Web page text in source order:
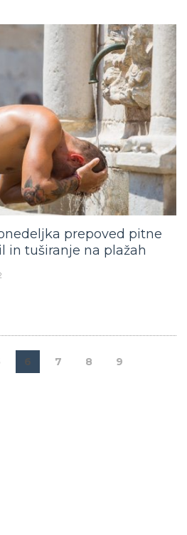
prepoved pitne
in tuširanje na plažah
6 7 8 9